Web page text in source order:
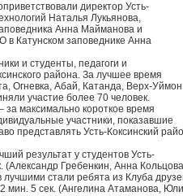
директор Усть-
Наталья Лукьянова,
Анна Майманова и
в Катунском заповеднике Анна
и студенты, педагоги и
района. За лучшее время
Огневка, Абай, Катанда, Верх-
участие более 70 человек.
максимально короткое время
участники, показавшие
представлять Усть-Коксинский
результат у студентов Усть-
(Александр Гребенкин, Анна
стали ребята из Клуба
мин. 5 сек. (Ангелина Атаманова,